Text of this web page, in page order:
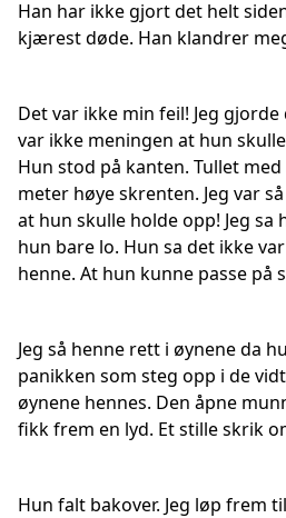
Han har ikke gjort det helt
kjærest døde. Han klandrer
Det var ikke min feil! Jeg
var ikke meningen at hun
Hun stod på kanten. Tullet
meter høye skrenten. Jeg var
at hun skulle holde opp! Jeg sa
hun bare lo. Hun sa det ikke
henne. At hun kunne passe på
Jeg så henne rett i øynene da
panikken som steg opp i de
øynene hennes. Den åpne
fikk frem en lyd. Et stille skrik
Hun falt bakover. Jeg løp frem